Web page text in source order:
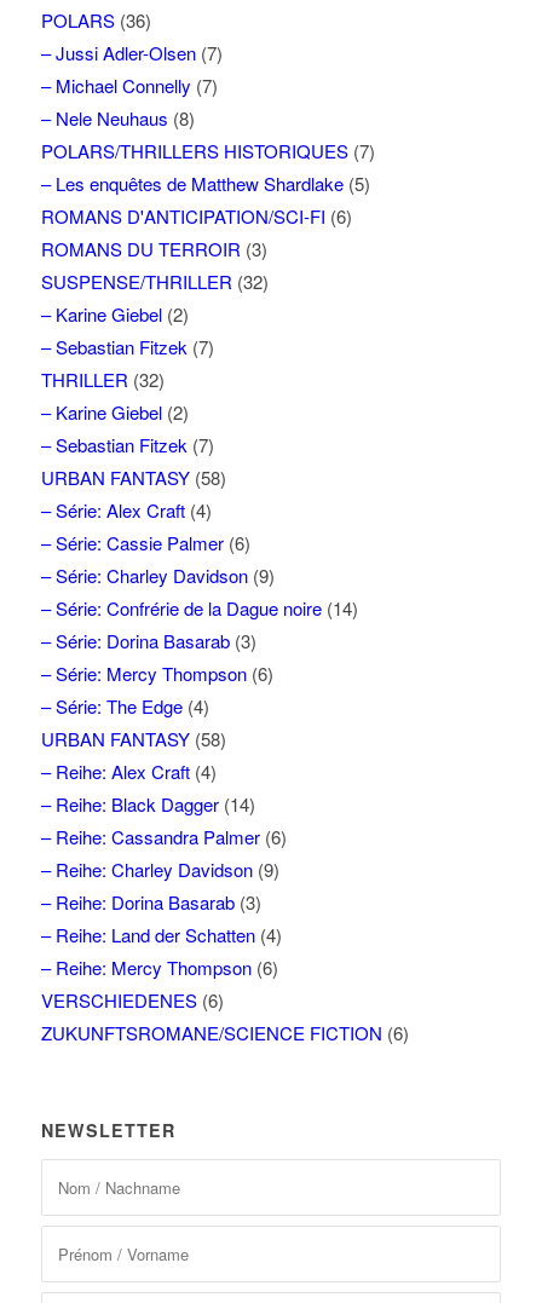
POLARS(36)
– Jussi Adler-Olsen(7)
– Michael Connelly (7)
– Nele Neuhaus (8)
POLARS/THRILLERS HISTORIQUES(7)
– Les enquêtes de Matthew Shardlake(5)
ROMANS D'ANTICIPATION/SCI-FI (6)
ROMANS DU TERROIR (3)
SUSPENSE/THRILLER (32)
– Karine Giebel(2)
– Sebastian Fitzek(7)
THRILLER (32)
– Karine Giebel(2)
– Sebastian Fitzek(7)
URBAN FANTASY(58)
– Série: Alex Craft(4)
– Série: Cassie Palmer(6)
– Série: Charley Davidson(9)
– Série: Confrérie de la Dague noire(14)
– Série: Dorina Basarab(3)
– Série: Mercy Thompson(6)
– Série: The Edge(4)
URBAN FANTASY(58)
– Reihe: Alex Craft(4)
– Reihe: Black Dagger(14)
– Reihe: Cassandra Palmer(6)
– Reihe: Charley Davidson(9)
– Reihe: Dorina Basarab(3)
– Reihe: Land der Schatten(4)
– Reihe: Mercy Thompson(6)
VERSCHIEDENES(6)
ZUKUNFTSROMANE/SCIENCE FICTION (6)
NEWSLETTER